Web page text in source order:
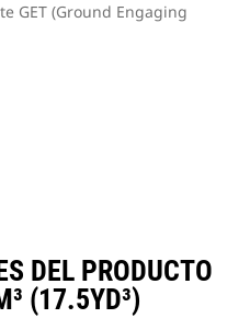
GET (Ground Engaging
DEL PRODUCTO
(17.5YD³)